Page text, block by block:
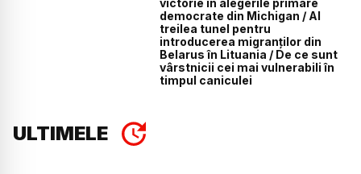
democrate din Michigan / Al
treilea tunel pentru
introducerea migranților din
Belarus în Lituania / De ce sunt
vârstnicii cei mai vulnerabili în
timpul caniculei
ULTIMELE